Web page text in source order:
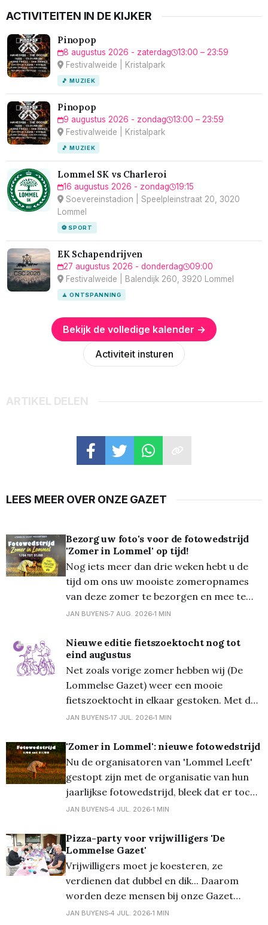
ACTIVITEITEN IN DE KIJKER
Pinopop
8 augustus 2026 - zaterdag
13:00 – 23:59
Festivalweide | Kristalpark
🎵 MUZIEK
Pinopop
9 augustus 2026 - zondag
13:00 – 23:59
Festivalweide | Kristalpark
🎵 MUZIEK
Lommel SK vs Charleroi
16 augustus 2026 - zondag
19:15
Soevereinstadion | Speelpleinstraat 20, 3020
Lommel
⚽ SPORT
EK Schapendrijven
27 augustus 2026 - donderdag
09:00
Festivalweide | Balendijk 260, 3920 Lommel
🧘 ONTSPANNING
Bekijk de volledige kalender →
Activiteit insturen
ARTIKEL DELEN
LEES MEER OVER ONZE GAZET
Bezorg uw foto's voor de fotowedstrijd
'Zomer in Lommel' op tijd!
Nog iets meer dan drie weken hebt u de
tijd om ons uw mooiste zomeropnames
van deze zomer te bezorgen en mee te
dingen naar een mooie prijs... Zondag 30
onherroepelijke deadline! En die foto's die
mogen zowat 'alles'
JAN BUYENS 7 AUG. 2026 1 MIN
Nieuwe editie fietszoektocht nog tot
eind augustus
Net zoals vorige zomer hebben wij (De
Lommelse Gazet) weer een mooie
fietszoektocht in elkaar gestoken. Met de
fiets langs de mooiste Lommelse plekjes
heel wat personen deden de tocht en de
meesten stuurden ook de gevraagde selfie
in (zoals op de
JAN BUYENS 17 JUL. 2026 1 MIN
'Zomer in Lommel': nieuwe fotowedstrijd
Nu de organisatoren van 'Lommel Leeft'
gestopt zijn met de organisatie van hun
jaarlijkse fotowedstrijd, bleek dat er toch
heel wat mensen teleurgesteld waren
Lommelse Gazet, om vanaf dit jaar een
nieuwe fotowedstrijd zélf te gaan
organiseren. Vanaf vandaag kan u uw
JAN BUYENS 4 JUL. 2026 1 MIN
Pizza-party voor vrijwilligers 'De
Lommelse Gazet'
Vrijwilligers moet je koesteren, ze
verdienen dat dubbel en dik... Daarom
worden deze mensen bij onze Gazet
regelmatig 'in de watten gelegd'. En zo
JAN BUYENS 4 JUL. 2026 1 MIN